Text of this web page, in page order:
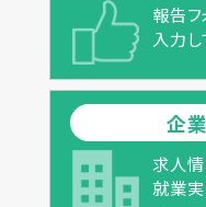
報告
入力し
企
求人
就業